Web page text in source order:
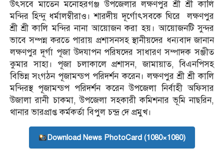
উৎসবে মাতেন মনোহরগঞ্জ উপজেলার লক্ষণপুর শ্রী শ্রী কালি
মন্দির হিন্দু ধর্মালম্বীরাও। শারদীয় দূর্গোৎসবকে ঘিরে লক্ষণপুর
শ্রী শ্রী কালি মন্দির নানা আয়োজন করা হয়। আয়োজনটি সুন্দর
ভাবে সম্পন্ন করতে পারায় প্রশাসনসহ স্থানীয়দের ধন্যবাদ জানান
লক্ষণপুর দূর্গা পূজা উদযাপন পরিষদের সাধারণ সম্পাদক সঞ্জীত
কুমার সাহা। পূজা চলাকালে প্রশাসন, জামায়াত, বিএনপিসহ
বিভিন্ন সংগঠন পূজামন্ডপ পরিদর্শন করেন। লক্ষণপুর শ্রী শ্রী কালি
মন্দিরস্থ পূজামন্ডপ পরিদর্শন করেন উপজেলা নির্বাহী অফিসার
উজালা রানী চাকমা, উপজেলা সহকারী কমিশনার ভূমি নাছরিন,
থানার ভারপ্রাপ্ত কর্মকর্তা বিপুল চন্দ্র দে প্রমুখ।
Download News PhotoCard (1080×1080)